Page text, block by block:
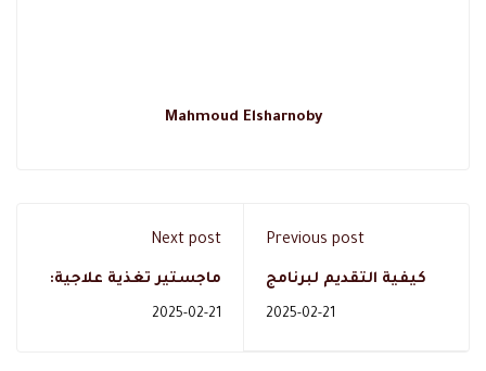
Mahmoud Elsharnoby
Previous post
كيفية التقديم لبرنامج
2025-02-21
Next post
ماجستير تغذية علاجية:
2025-02-21